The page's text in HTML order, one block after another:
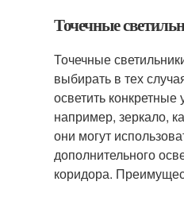
Точечные
Точечные
выбирать в тех
осветить
например, зеркало,
они могут
дополнительного
коридора.